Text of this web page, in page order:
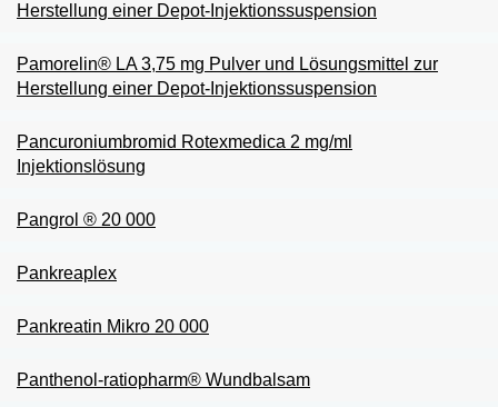
Herstellung einer Depot-Injektionssuspension
Pamorelin® LA 3,75 mg Pulver und Lösungsmittel zur
Herstellung einer Depot-Injektionssuspension
Pancuroniumbromid Rotexmedica 2 mg/ml
Injektionslösung
Pangrol ® 20 000
Pankreaplex
Pankreatin Mikro 20 000
Panthenol-ratiopharm® Wundbalsam